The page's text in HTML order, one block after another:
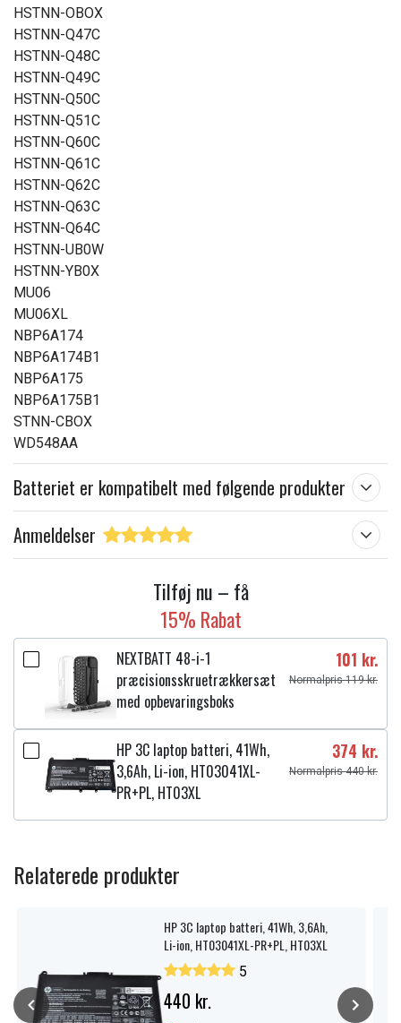
HSTNN-OBOX
HSTNN-Q47C
HSTNN-Q48C
HSTNN-Q49C
HSTNN-Q50C
HSTNN-Q51C
HSTNN-Q60C
HSTNN-Q61C
HSTNN-Q62C
HSTNN-Q63C
HSTNN-Q64C
HSTNN-UB0W
HSTNN-YB0X
MU06
MU06XL
NBP6A174
NBP6A174B1
NBP6A175
NBP6A175B1
STNN-CBOX
WD548AA
Batteriet er kompatibelt med følgende produkter
Anmeldelser
Tilføj nu – få
15% Rabat
NEXTBATT 48-i-1
præcisionsskruetrækkersæt
med opbevaringsboks
101 kr.
Normalpris 119 kr.
HP 3C laptop batteri, 41Wh,
3,6Ah, Li-ion, HT03041XL-
PR+PL, HT03XL
374 kr.
Normalpris 440 kr.
Relaterede produkter
HP 3C laptop batteri, 41Wh, 3,6Ah,
Li-ion, HT03041XL-PR+PL, HT03XL
5
440 kr.